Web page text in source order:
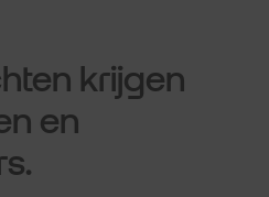
krijgen
en